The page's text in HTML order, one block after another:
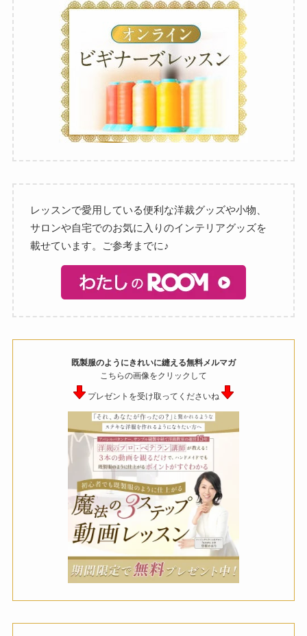
レッスンで愛用している便利な洋裁グッズや小物、
サロンや自宅でのお気に入りのインテリアグッズを
載せています。ご参考までに♪
既製服のようにきれいに縫える無料メルマガ
こちらの画像をクリックして
プレゼントを受け取ってくださいね